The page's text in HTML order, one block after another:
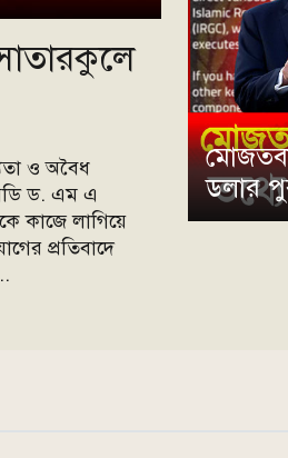
ও অবৈধ
ড. এম এ
কাজে লাগিয়ে
প্রতিবাদে
মোজতবা
ডলার